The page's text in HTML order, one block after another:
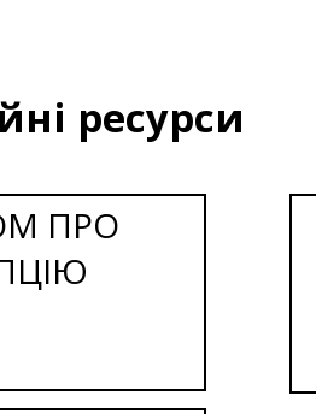
ресурси
ПРО